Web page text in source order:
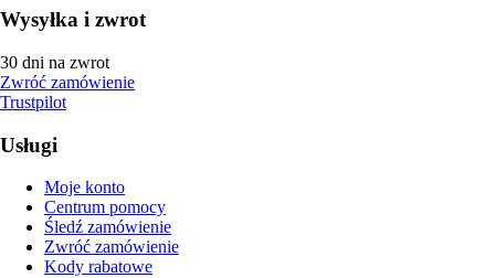
Wysyłka i zwrot
30 dni na zwrot
Zwróć zamówienie
Trustpilot
Usługi
Moje konto
Centrum pomocy
Śledź zamówienie
Zwróć zamówienie
Kody rabatowe